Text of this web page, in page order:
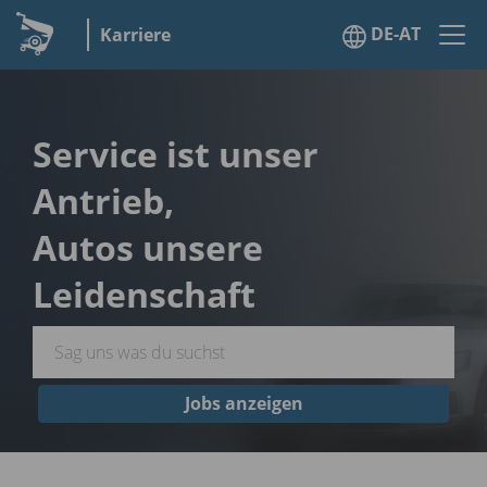
Karriere DE-AT
Service ist unser
Antrieb,
Autos unsere
Leidenschaft
Jobs anzeigen